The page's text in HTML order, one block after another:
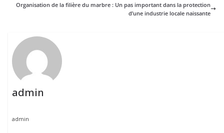
Organisation de la filière du marbre : Un pas important dans la protection
d’une industrie locale naissante
admin
admin